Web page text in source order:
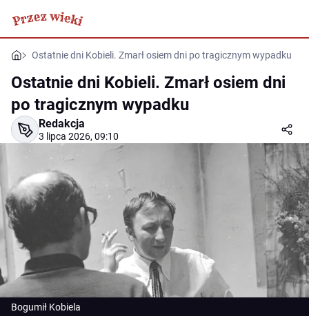
Ostatnie dni Kobieli. Zmarł osiem dni po tragicznym wypadku
Ostatnie dni Kobieli. Zmarł osiem dni
po tragicznym wypadku
Redakcja
3 lipca 2026, 09:10
Bogumił Kobiela